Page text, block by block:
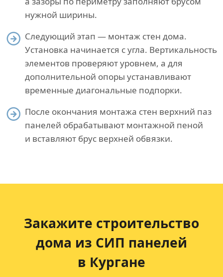
нужной ширины.
Следующий этап — монтаж стен дома.
Установка начинается с угла. Вертикальность
элементов проверяют уровнем, а для
дополнительной опоры устанавливают
временные диагональные подпорки.
После окончания монтажа стен верхний паз
панелей обрабатывают монтажной пеной
и вставляют брус верхней обвязки.
Закажите строительство
дома из СИП панелей
в Кургане